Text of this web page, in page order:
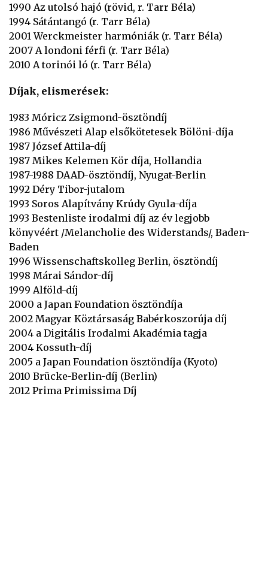
1990 Az utolsó hajó (rövid, r. Tarr Béla)
1994 Sátántangó (r. Tarr Béla)
2001 Werckmeister harmóniák (r. Tarr Béla)
2007 A londoni férfi (r. Tarr Béla)
2010 A torinói ló (r. Tarr Béla)
Díjak, elismerések:
1983 Móricz Zsigmond-ösztöndíj
1986 Művészeti Alap elsőkötetesek Bölöni-díja
1987 József Attila-díj
1987 Mikes Kelemen Kör díja, Hollandia
1987-1988 DAAD-ösztöndíj, Nyugat-Berlin
1992 Déry Tibor-jutalom
1993 Soros Alapítvány Krúdy Gyula-díja
1993 Bestenliste irodalmi díj az év legjobb
könyvéért /Melancholie des Widerstands/, Baden-
Baden
1996 Wissenschaftskolleg Berlin, ösztöndíj
1998 Márai Sándor-díj
1999 Alföld-díj
2000 a Japan Foundation ösztöndíja
2002 Magyar Köztársaság Babérkoszorúja díj
2004 a Digitális Irodalmi Akadémia tagja
2004 Kossuth-díj
2005 a Japan Foundation ösztöndíja (Kyoto)
2010 Brücke-Berlin-díj (Berlin)
2012 Prima Primissima Díj